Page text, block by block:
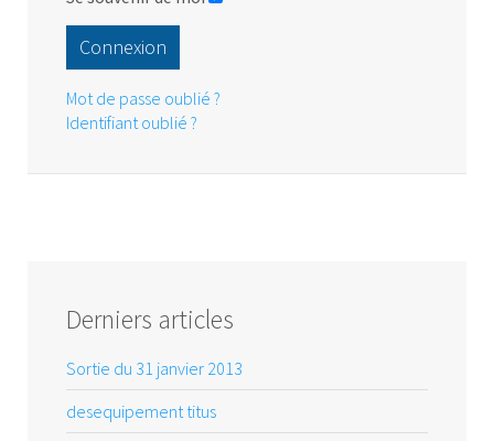
Connexion
Mot de passe oublié ?
Identifiant oublié ?
Derniers articles
Sortie du 31 janvier 2013
desequipement titus